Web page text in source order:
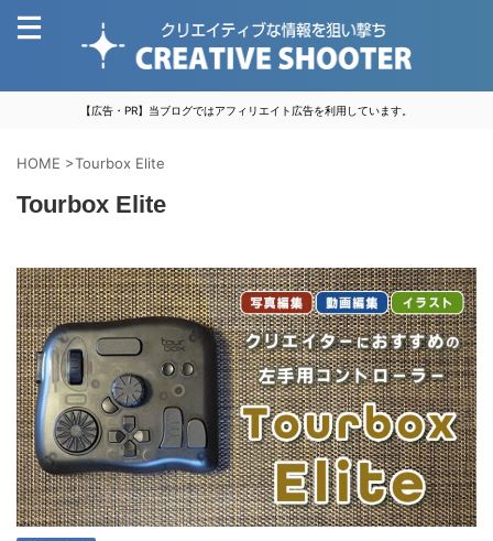
【広告・PR】当ブログではアフィリエイト広告を利用しています。
HOME >Tourbox Elite
Tourbox Elite